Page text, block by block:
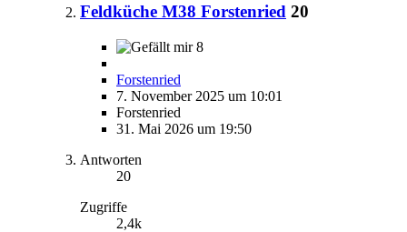
Feldküche M38 Forstenried 20
8
Forstenried
7. November 2025 um 10:01
Forstenried
31. Mai 2026 um 19:50
Antworten
20
Zugriffe
2,4k